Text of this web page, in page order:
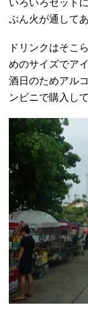
いろいろセット
ぶん火が通して
ドリンクはそこ
めのサイズでア
酒日のためアル
ンビニで購入し